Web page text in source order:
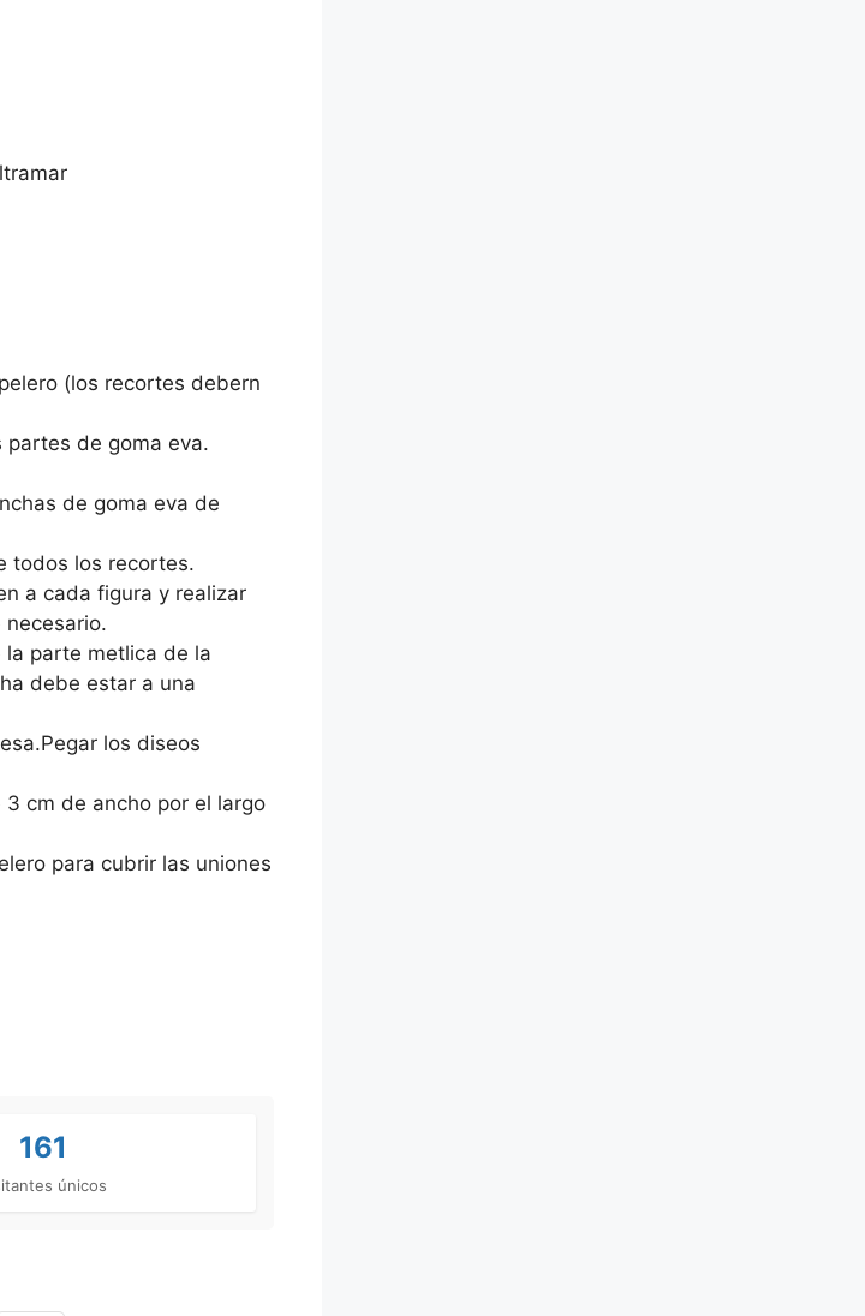
(los recortes debern
de goma eva.
de goma eva de
todos los recortes.
a cada figura y realizar
parte metlica de la
debe estar a una
los diseos
cm de ancho por el largo
para cubrir las uniones
161
únicos